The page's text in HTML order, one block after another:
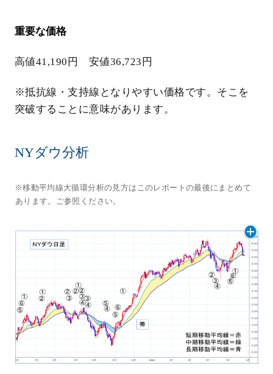
重要な価格
高値41,190円 安値36,723円
※抵抗線・支持線となりやすい価格です。そこを
突破することに意味があります。
NYダウ分析
※移動平均線大循環分析の見方はこのレポートの最後にまとめて
あります。ご参照ください。